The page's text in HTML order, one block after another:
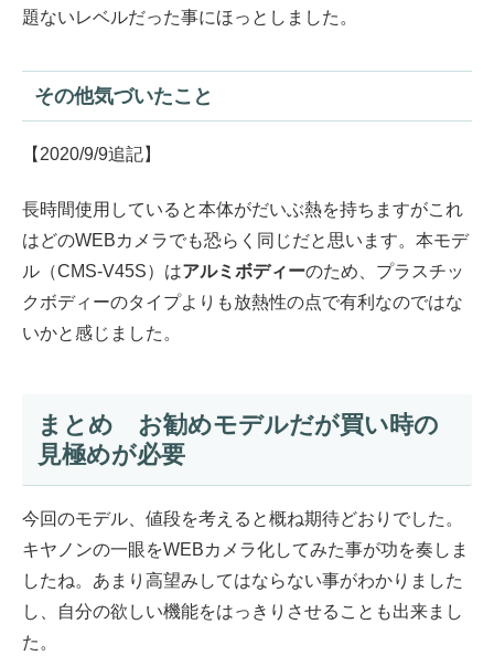
題ないレベルだった事にほっとしました。
その他気づいたこと
【2020/9/9追記】
長時間使用していると本体がだいぶ熱を持ちますがこれ
はどのWEBカメラでも恐らく同じだと思います。本モデ
ル（CMS-V45S）はアルミボディーのため、プラスチッ
クボディーのタイプよりも放熱性の点で有利なのではな
いかと感じました。
まとめ お勧めモデルだが買い時の
見極めが必要
今回のモデル、値段を考えると概ね期待どおりでした。
キヤノンの一眼をWEBカメラ化してみた事が功を奏しま
したね。あまり高望みしてはならない事がわかりました
し、自分の欲しい機能をはっきりさせることも出来まし
た。